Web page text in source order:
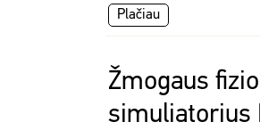
Plačiau
Žmogaus
simuliatorius